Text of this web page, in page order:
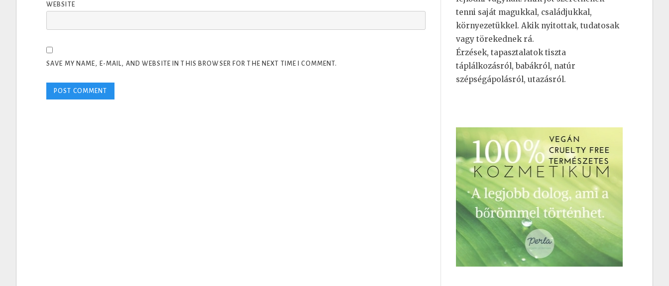
WEBSITE
SAVE MY NAME, E-MAIL, AND WEBSITE IN THIS BROWSER FOR THE NEXT TIME I COMMENT.
tenni saját magukkal, családjukkal,
környezetükkel. Akik nyitottak, tudatosak
vagy törekednek rá.
Érzések, tapasztalatok tiszta
táplálkozásról, babákról, natúr
szépségápolásról, utazásról.